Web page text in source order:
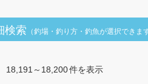
検索 （釣場・釣り方・釣魚が選択できます
18,191～18,200件を表示